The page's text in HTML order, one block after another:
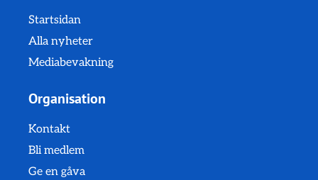
Startsidan
Alla nyheter
Mediabevakning
Organisation
Kontakt
Bli medlem
Ge en gåva